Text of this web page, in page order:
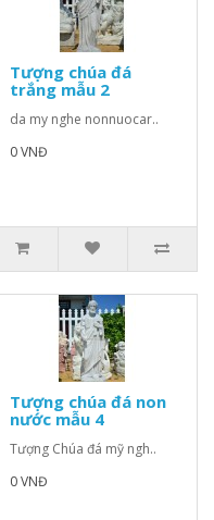
Tượng chúa đá
trắng mẫu 2
da my nghe nonnuocar..
0 VNĐ
Tượng chúa đá non
nước mẫu 4
Tượng Chúa đá mỹ ngh..
0 VNĐ